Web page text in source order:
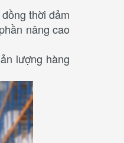
thời đảm
nâng cao
lượng hàng